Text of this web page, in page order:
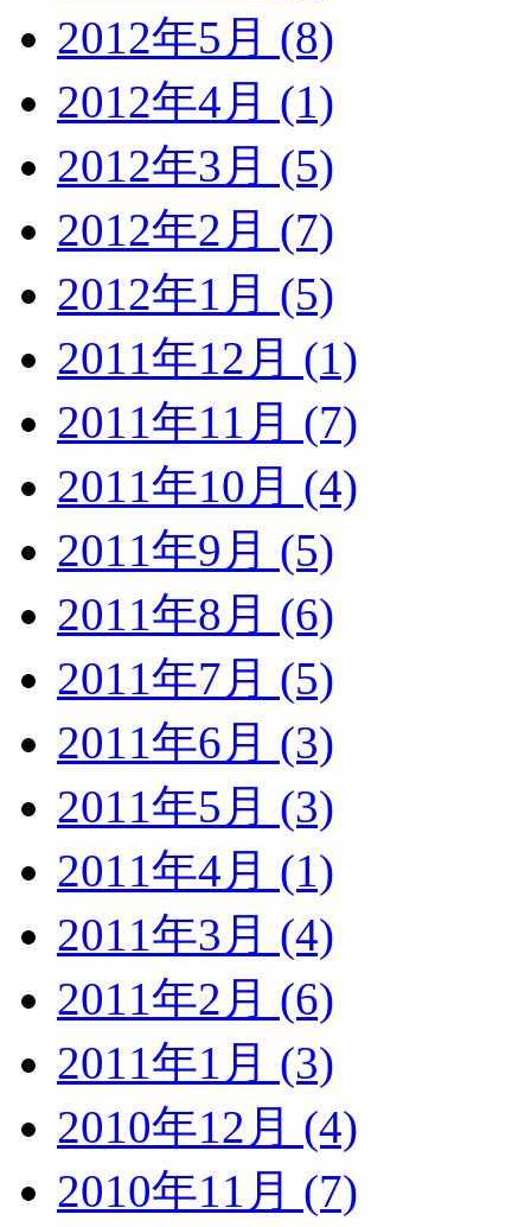
2012年5月 (8)
2012年4月 (1)
2012年3月 (5)
2012年2月 (7)
2012年1月 (5)
2011年12月 (1)
2011年11月 (7)
2011年10月 (4)
2011年9月 (5)
2011年8月 (6)
2011年7月 (5)
2011年6月 (3)
2011年5月 (3)
2011年4月 (1)
2011年3月 (4)
2011年2月 (6)
2011年1月 (3)
2010年12月 (4)
2010年11月 (7)